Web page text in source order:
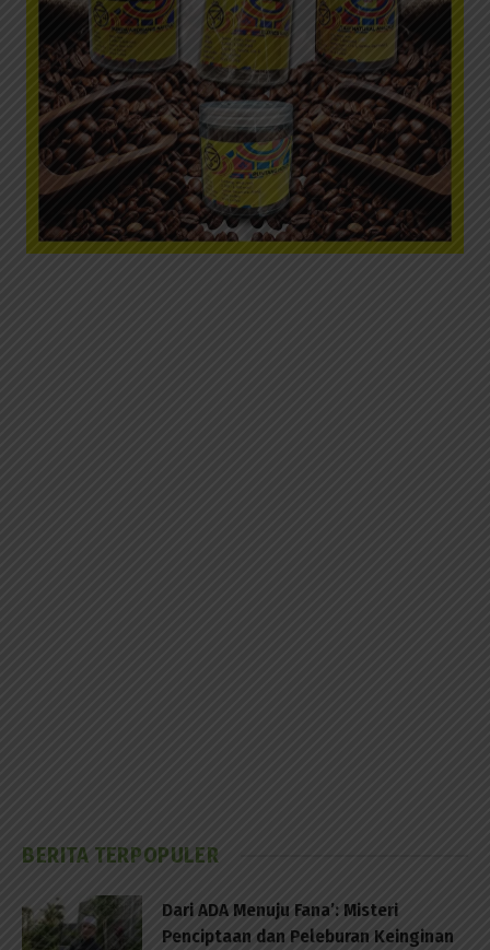
BERITA TERPOPULER
Dari ADA Menuju Fana’: Misteri
Penciptaan dan Peleburan Keinginan